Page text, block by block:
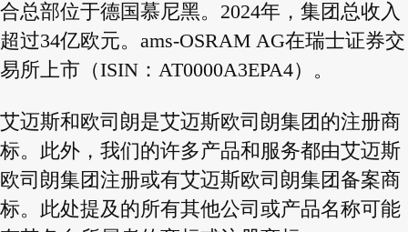
合总部位于德国慕尼黑。2024年，集团总收入
超过34亿欧元。ams-OSRAM AG在瑞士证券交
易所上市（ISIN：AT0000A3EPA4）。
艾迈斯和欧司朗是艾迈斯欧司朗集团的注册商
标。此外，我们的许多产品和服务都由艾迈斯
欧司朗集团注册或有艾迈斯欧司朗集团备案商
标。此处提及的所有其他公司或产品名称可能